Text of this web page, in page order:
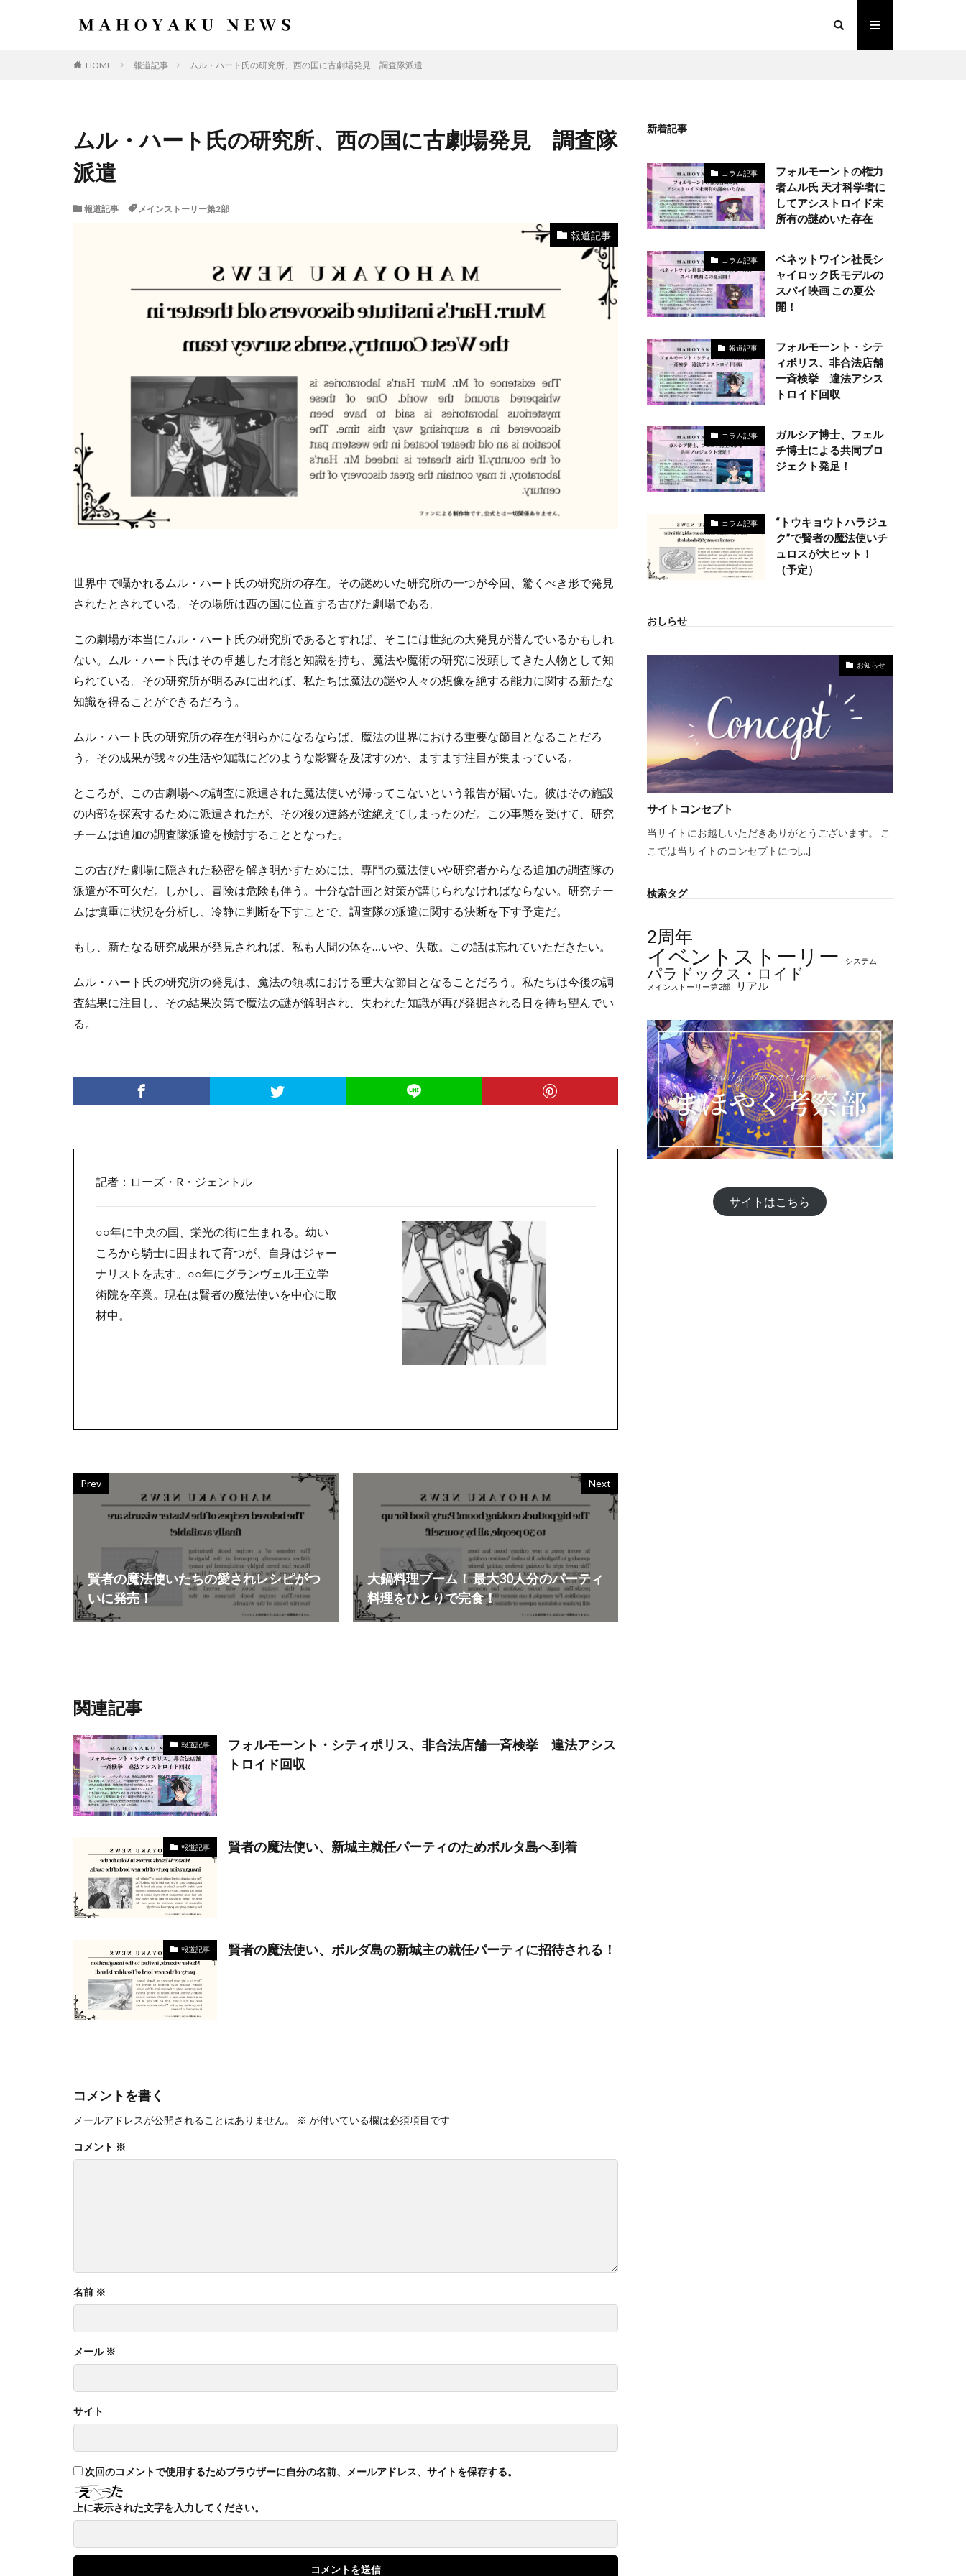
HOME 報道記事 ムル・ハート氏の研究所、西の国に古劇場発見 調査隊派遣
ムル・ハート氏の研究所、西の国に古劇場発見 調査隊
派遣
報道記事 メインストーリー第2部
報道記事
世界中で囁かれるムル・ハート氏の研究所の存在。その謎めいた研究所の一つが今回、驚くべき形で発見
されたとされている。その場所は西の国に位置する古びた劇場である。
この劇場が本当にムル・ハート氏の研究所であるとすれば、そこには世紀の大発見が潜んでいるかもしれ
ない。ムル・ハート氏はその卓越した才能と知識を持ち、魔法や魔術の研究に没頭してきた人物として知
られている。その研究所が明るみに出れば、私たちは魔法の謎や人々の想像を絶する能力に関する新たな
知識を得ることができるだろう。
ムル・ハート氏の研究所の存在が明らかになるならば、魔法の世界における重要な節目となることだろ
う。その成果が我々の生活や知識にどのような影響を及ぼすのか、ますます注目が集まっている。
ところが、この古劇場への調査に派遣された魔法使いが帰ってこないという報告が届いた。彼はその施設
の内部を探索するために派遣されたが、その後の連絡が途絶えてしまったのだ。この事態を受けて、研究
チームは追加の調査隊派遣を検討することとなった。
この古びた劇場に隠された秘密を解き明かすためには、専門の魔法使いや研究者からなる追加の調査隊の
派遣が不可欠だ。しかし、冒険は危険も伴う。十分な計画と対策が講じられなければならない。研究チー
ムは慎重に状況を分析し、冷静に判断を下すことで、調査隊の派遣に関する決断を下す予定だ。
もし、新たなる研究成果が発見されれば、私も人間の体を…いや、失敬。この話は忘れていただきたい。
ムル・ハート氏の研究所の発見は、魔法の領域における重大な節目となることだろう。私たちは今後の調
査結果に注目し、その結果次第で魔法の謎が解明され、失われた知識が再び発掘される日を待ち望んでい
る。
記者：ローズ・R・ジェントル
○○年に中央の国、栄光の街に生まれる。 幼い
ころから騎士に囲まれて育つが、自身はジャー
ナリストを志す。 ○○年にグランヴェル王立学
術院を卒業。 現在は賢者の魔法使いを中心に取
材中。
Prev
賢者の魔法使いたちの愛されレシピがつ
いに発売！
Next
大鍋料理ブーム！ 最大30人分のパーティ
料理をひとりで完食！
関連記事
報道記事
フォルモーント・シティポリス、非合法店舗一斉検挙 違法アシス
トロイド回収
報道記事 賢者の魔法使い、新城主就任パーティのためボルタ島へ到着
報道記事 賢者の魔法使い、ボルダ島の新城主の就任パーティに招待される！
コメントを書く
メールアドレスが公開されることはありません。 ※ が付いている欄は必須項目です
コメント ※
名前 ※
メール ※
サイト
次回のコメントで使用するためブラウザーに自分の名前、メールアドレス、サイトを保存する。
上に表示された文字を入力してください。
新着記事
コラム記事
フォルモーントの権力
者ムル氏 天才科学者に
してアシストロイド未
所有の謎めいた存在
コラム記事
ベネットワイン社長シ
ャイロック氏モデルの
スパイ映画 この夏公
開！
報道記事
フォルモーント・シテ
ィポリス、非合法店舗
一斉検挙 違法アシス
トロイド回収
コラム記事
ガルシア博士、フェル
チ博士による共同プロ
ジェクト発足！
コラム記事
“トウキョウトハラジュ
ク”で賢者の魔法使いチ
ュロスが大ヒット！
（予定）
おしらせ
お知らせ
サイトコンセプト
当サイトにお越しいただきありがとうございます。 こ
こでは当サイトのコンセプトにつ[…]
検索タグ
2周年
イベントストーリー システム
パラドックス・ロイド
メインストーリー第2部 リアル
サイトはこちら